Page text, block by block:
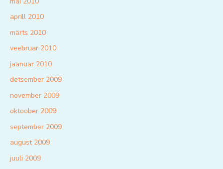
aprill 2010
märts 2010
veebruar 2010
jaanuar 2010
detsember 2009
november 2009
oktoober 2009
september 2009
august 2009
juuli 2009